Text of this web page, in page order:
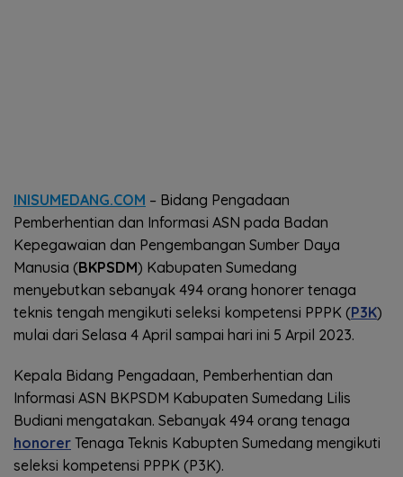
INISUMEDANG.COM – Bidang Pengadaan
Pemberhentian dan Informasi ASN pada Badan
Kepegawaian dan Pengembangan Sumber Daya
Manusia (BKPSDM) Kabupaten Sumedang
menyebutkan sebanyak 494 orang honorer tenaga
teknis tengah mengikuti seleksi kompetensi PPPK (P3K)
mulai dari Selasa 4 April sampai hari ini 5 Arpil 2023.
Kepala Bidang Pengadaan, Pemberhentian dan
Informasi ASN BKPSDM Kabupaten Sumedang Lilis
Budiani mengatakan. Sebanyak 494 orang tenaga
honorer Tenaga Teknis Kabupten Sumedang mengikuti
seleksi kompetensi PPPK (P3K).